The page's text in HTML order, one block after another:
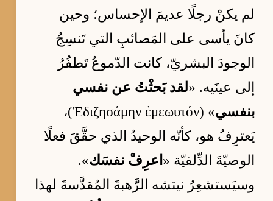
لم يكنْ رجلًا عديمَ الإحساس؛ وحين
كانَ يأسى على المَصائبِ التي تَنسِجُ
الوجودَ البشريّ، كانت الدّموعُ تَطفُرُ
إلى عينَيه. «لقد بَحثْتُ عن نفسي
بنفسي
» (Ἐδιζησάμην ἐμεωυτόν)،
يَعترِفُ هو، كأنّه الوحيدُ الذي حقَّقَ فعلًا
الوصيّةَ الدِّلفيّة « اعرِفْ نفسَك».
وسيَستشعِرُ نيتشه الرَّهبةَ المُقدَّسةَ لهذا